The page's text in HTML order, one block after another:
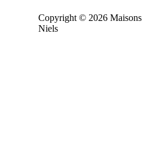
Copyright © 2026 Maisons
Niels